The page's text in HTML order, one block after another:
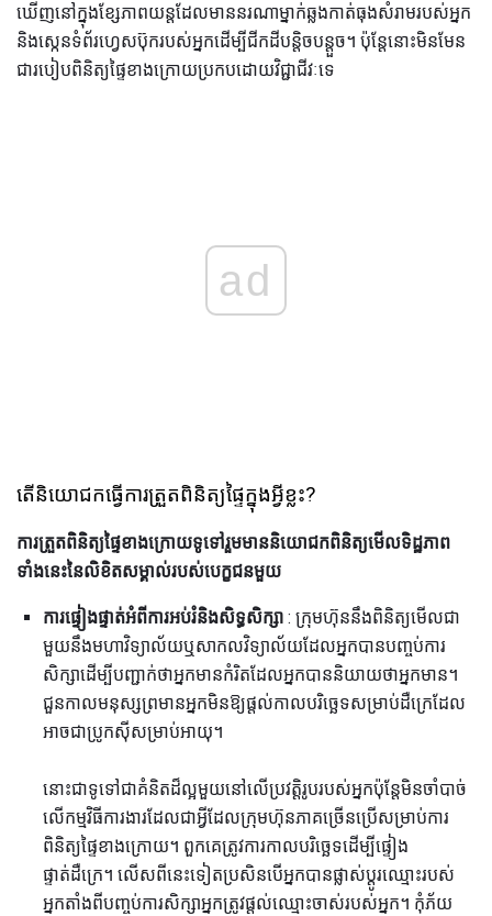
ឃើញនៅក្នុងខ្សែភាពយន្តដែលមាននរណាម្នាក់ឆ្លងកាត់ធុងសំរាមរបស់អ្នក
និងស្កេនទំព័រហ្វេសប៊ុករបស់អ្នកដើម្បីជីកដីបន្តិចបន្តួច។ ប៉ុន្តែនោះមិនមែន
ជារបៀបពិនិត្យផ្ទៃខាងក្រោយប្រកបដោយវិជ្ជាជីវៈទេ
ad
តើនិយោជកធ្វើការត្រួតពិនិត្យផ្ទៃក្នុងអ្វីខ្លះ?
ការត្រួតពិនិត្យផ្ទៃខាងក្រោយទូទៅរួមមាននិយោជកពិនិត្យមើលទិដ្ឋភាព
ទាំងនេះនៃលិខិតសម្គាល់របស់បេក្ខជនមួយ
ការផ្ទៀងផ្ទាត់អំពីការអប់រំនិងសិទ្ធសិក្សា : ក្រុមហ៊ុននឹងពិនិត្យមើលជា
មួយនឹងមហាវិទ្យាល័យឬសាកលវិទ្យាល័យដែលអ្នកបានបញ្ចប់ការ
សិក្សាដើម្បីបញ្ជាក់ថាអ្នកមានកំរិតដែលអ្នកបាននិយាយថាអ្នកមាន។
ជួនកាលមនុស្សព្រមានអ្នកមិនឱ្យផ្តល់កាលបរិច្ឆេទសម្រាប់ដឺក្រេដែល
អាចជាប្រូកស៊ីសម្រាប់អាយុ។
នោះជាទូទៅជាគំនិតដ៏ល្អមួយនៅលើប្រវត្តិរូបរបស់អ្នកប៉ុន្តែមិនចាំបាច់
លើកម្មវិធីការងារដែលជាអ្វីដែលក្រុមហ៊ុនភាគច្រើនប្រើសម្រាប់ការ
ពិនិត្យផ្ទៃខាងក្រោយ។ ពួកគេត្រូវការកាលបរិច្ឆេទដើម្បីផ្ទៀង
ផ្ទាត់ដឺក្រេ។ លើសពីនេះទៀតប្រសិនបើអ្នកបានផ្លាស់ប្តូរឈ្មោះរបស់
អ្នកតាំងពីបញ្ចប់ការសិក្សាអ្នកត្រូវផ្តល់ឈ្មោះចាស់របស់អ្នក។ កុំភ័យ